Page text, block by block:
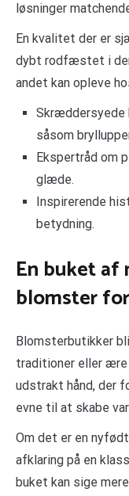
løsninger
En kvalitet der er
dybt rodfæstet i
andet kan opleve
Skræddersyede
såsom
Ekspertråd om
glæde.
Inspirerende
betydning.
En buket af
blomster
Blomsterbutikker
traditioner eller ære
udstrakt hånd, der
evne til at skabe
Om det er en
afklaring på en
buket kan sige